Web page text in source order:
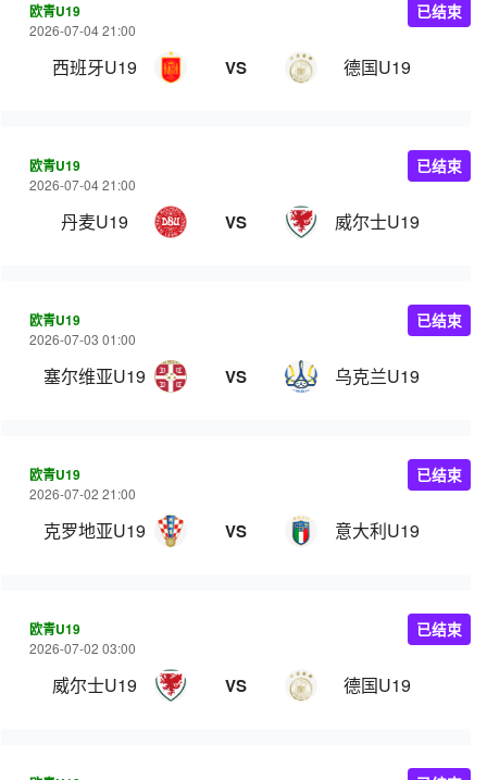
欧青U19
2026-07-04 21:00
西班牙U19 VS 德国U19
已结束
欧青U19
2026-07-04 21:00
丹麦U19 VS 威尔士U19
已结束
欧青U19
2026-07-03 01:00
塞尔维亚U19 VS 乌克兰U19
已结束
欧青U19
2026-07-02 21:00
克罗地亚U19 VS 意大利U19
已结束
欧青U19
2026-07-02 03:00
威尔士U19 VS 德国U19
已结束